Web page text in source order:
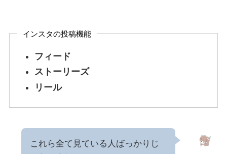
インスタの投稿機能
フィード
ストーリーズ
リール
これら全て見ている人ばっかりじ